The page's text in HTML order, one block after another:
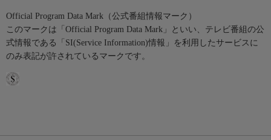
Official Program Data Mark（公式番組情報マーク）
このマークは「Official Program Data Mark」といい、テレビ番組の公
式情報である「SI(Service Information)情報」を利用したサービスに
のみ表記が許されているマークです。